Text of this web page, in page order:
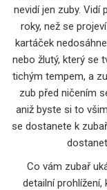
nevidí jen zuby. Vidí
roky, než se
kartáček nedosáhne
nebo žlutý, který se
tichým tempem, a
zub před ničením
aniž byste si to
se dostanete k
Co vám zubař
detailní prohlížení,